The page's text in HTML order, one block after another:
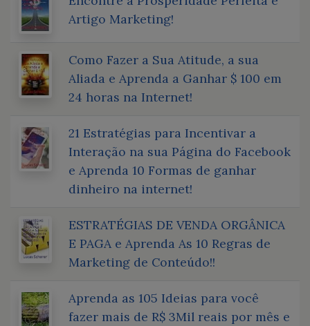
Artigo Marketing!
Como Fazer a Sua Atitude, a sua
Aliada e Aprenda a Ganhar $ 100 em
24 horas na Internet!
21 Estratégias para Incentivar a
Interação na sua Página do Facebook
e Aprenda 10 Formas de ganhar
dinheiro na internet!
ESTRATÉGIAS DE VENDA ORGÂNICA
E PAGA e Aprenda As 10 Regras de
Marketing de Conteúdo!!
Aprenda as 105 Ideias para você
fazer mais de R$ 3Mil reais por mês e